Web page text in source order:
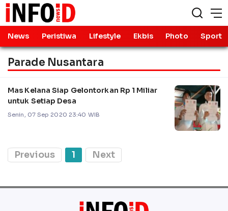
News Peristiwa Lifestyle Ekbis Photo Sport
Parade Nusantara
Mas Kelana Siap Gelontorkan Rp 1 Miliar
untuk Setiap Desa
Senin, 07 Sep 2020 23:40 WIB
Previous 1 Next